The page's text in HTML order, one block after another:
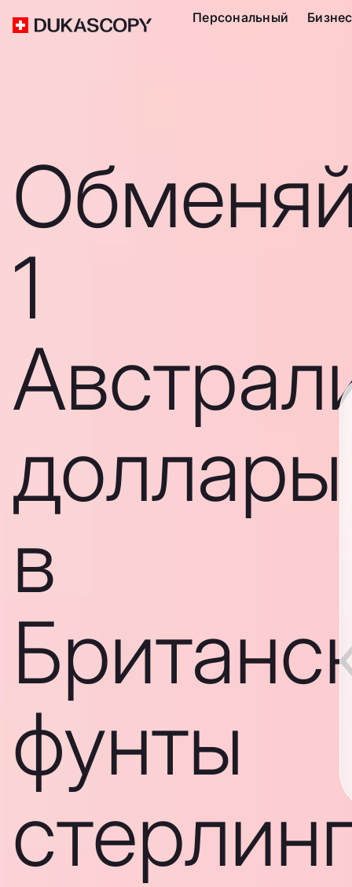
Персональный Бизнес
1
доллары
в
фунты